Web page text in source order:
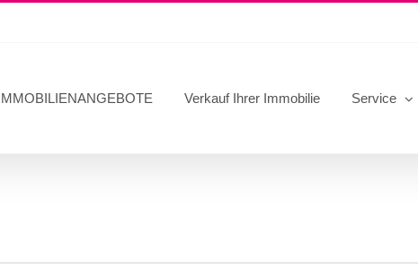
Verkauf Ihrer Immobilie Service